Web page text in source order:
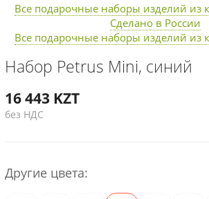
Все подарочные наборы изделий из
Сделано в России
Все подарочные наборы изделий из
Набор Petrus Mini, синий
16 443 KZT
без НДС
Другие цвета: